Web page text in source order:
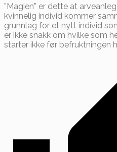
”Magien” er dette at
kvinnelig individ kommer
grunnlag for et nytt individ
er ikke snakk om hvilke som
starter ikke før befruktningen